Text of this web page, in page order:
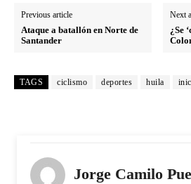
Previous article
Ataque a batallón en Norte de
Santander
Next
¿Se
TAGS ciclismo deportes huila
Jorge Camilo